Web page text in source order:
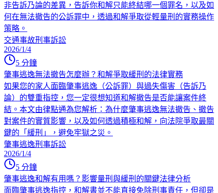
非告訴乃論的差異，告訴你和解只能終結哪一個罪名，以及如
何在無法撤告的公訴罪中，透過和解爭取從輕量刑的實務操作
策略。
交通事故刑事訴訟
2026/1/4
5 分鐘
肇事逃逸無法撤告怎麼辦？和解爭取緩刑的法律實務
如果您的家人面臨肇事逃逸（公訴罪）與過失傷害（告訴乃
論）的雙重指控，您一定很想知道和解撤告是否能讓案件終
結。本文由律點通為您解析：為什麼肇事逃逸無法撤告、撤告
對案件的實質影響，以及如何透過積極和解，向法院爭取最關
鍵的「緩刑」，避免牢獄之災。
肇事逃逸刑事訴訟
2026/1/4
5 分鐘
肇事逃逸和解有用嗎？影響量刑與緩刑的關鍵法律分析
面臨肇事逃逸指控，和解書並不能直接免除刑事責任，但卻是